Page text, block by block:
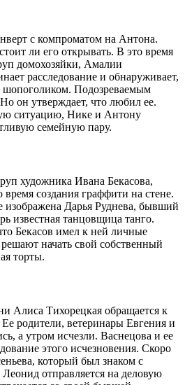
с компроматом на Антона.
ли его открывать. В это время
домохозяйки, Амалии
расследование и обнаруживает,
Подозреваемым
он утверждает, что любил ее.
ситуацию, Нике и Антону
семейную пару.
художника Ивана Бекасова,
создания граффити на стене.
изображена Дарья Руднева, бывший
известная танцовщица танго.
Бекасов имел к ней личные
начать свой собственный
торты.
Алиса Тихорецкая обращается к
родители, ветеринары Евгения и
а утром исчезли. Васнецова и ее
этого исчезновения. Скоро
который был знаком с
отправляется на деловую